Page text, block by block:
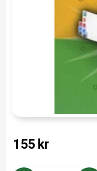
155 kr